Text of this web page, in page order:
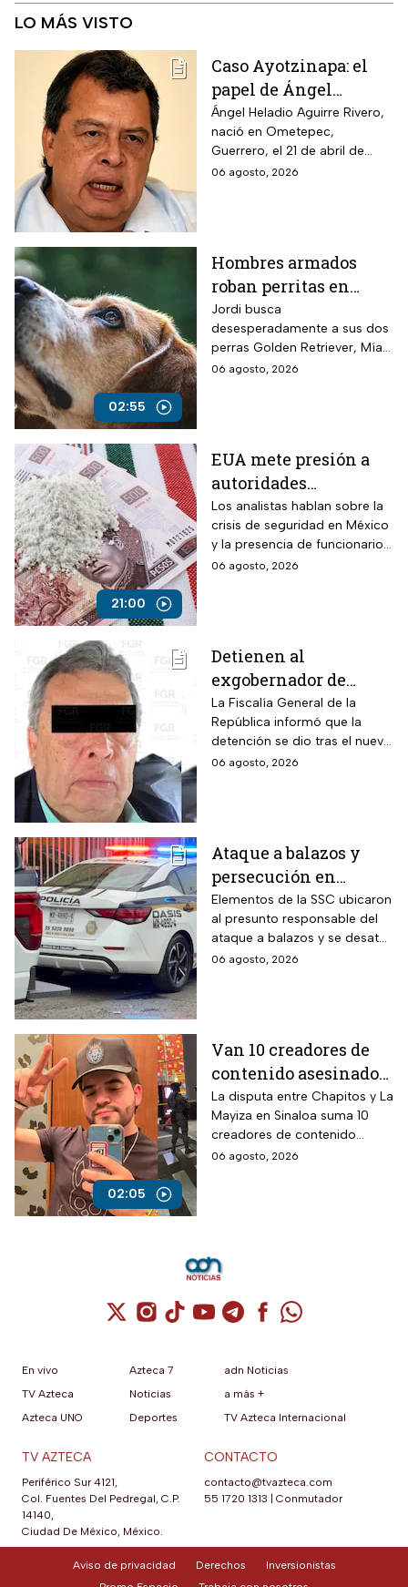
LO MÁS VISTO
Caso Ayotzinapa: el
papel de Ángel
Aguirre en la
desaparición de los
normalistas en 2014
Ángel Heladio Aguirre Rivero,
nació en Ometepec,
Guerrero, el 21 de abril de
1956. Estudió la Licenciatura
06 agosto, 2026
02:55
Hombres armados
roban perritas en
Veracruz
Jordi busca
desesperadamente a sus dos
perras Golden Retriever, Mía y
Camila, de seis años, robadas
06 agosto, 2026
21:00
EUA mete presión a
autoridades
mexicanas para
combatir al
narcotráfico y detener
a funcionarios
Los analistas hablan sobre la
crisis de seguridad en México
y la presencia de funcionarios
corruptos en el narcotráfico
06 agosto, 2026
Detienen al
exgobernador de
Guerrero, Ángel
Aguirre, por el Caso
Ayotzinapa
La Fiscalía General de la
República informó que la
detención se dio tras el nuevo
modelo de investigación
06 agosto, 2026
Ataque a balazos y
persecución en
Álvaro Obregón,
CDMX, hoy 6 de agosto
Elementos de la SSC ubicaron
al presunto responsable del
ataque a balazos y se desató
una persecución
06 agosto, 2026
02:05
Van 10 creadores de
contenido asesinados
desde la guerra entre
Chapitos y La Mayiza
La disputa entre Chapitos y La
Mayiza en Sinaloa suma 10
creadores de contenido
asesinados desde septiembre
06 agosto, 2026
Cuenta de X / Twitter (se abre en una
Cuenta de Instagram (se abre en una
Cuenta de TikTok (se abre en
Cuenta de YouTube (se abre
Cuenta de Telegram (se
Cuenta de
Cuenta de
En vivo
TV Azteca
Azteca UNO
Azteca 7
Noticias
Deportes
adn Noticias
a más +
TV Azteca Internacional
TV AZTECA
Periférico Sur 4121,
Col. Fuentes Del Pedregal, C.P.
14140,
Ciudad De México, México.
CONTACTO
contacto@tvazteca.com
55 1720 1313
Conmutador
Aviso de privacidad Derechos
Inversionistas